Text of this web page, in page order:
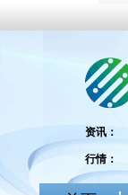
资讯：
行情：